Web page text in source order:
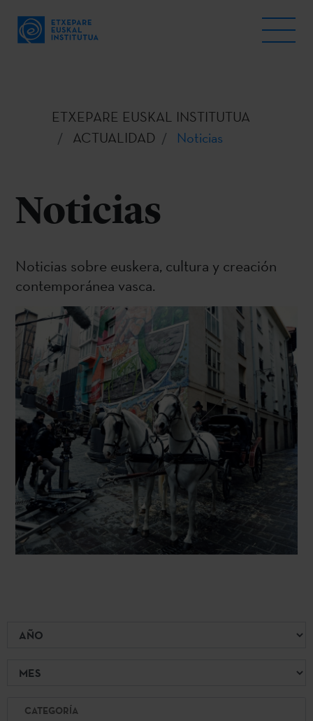
ETXEPARE EUSKAL INSTITUTUA
ACTUALIDAD
Noticias
Noticias
Noticias sobre euskera, cultura y creación
contemporánea vasca.
Año
Mes
Categoría